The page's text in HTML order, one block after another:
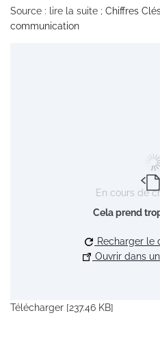
Source : lire la suite ; Chiffres
communication
En cours de
Cela prend
Recharger le
Ouvrir dans
Télécharger [237.46 KB]